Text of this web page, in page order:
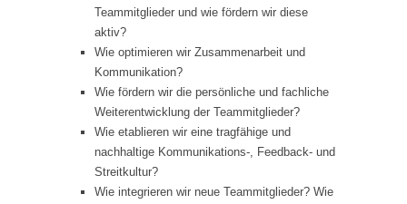
Teammitglieder und wie fördern wir diese
aktiv?
Wie optimieren wir Zusammenarbeit und
Kommunikation?
Wie fördern wir die persönliche und fachliche
Weiterentwicklung der Teammitglieder?
Wie etablieren wir eine tragfähige und
nachhaltige Kommunikations-, Feedback- und
Streitkultur?
Wie integrieren wir neue Teammitglieder? Wie